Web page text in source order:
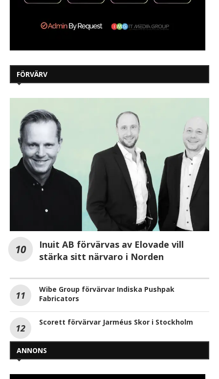
FÖRVÄRV
Inuit AB förvärvas av Elovade vill
stärka sitt närvaro i Norden
Wibe Group förvärvar Indiska Pushpak
Fabricators
Scorett förvärvar Jarméus Skor i Stockholm
ANNONS